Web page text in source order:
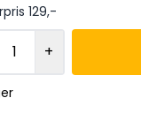
129,-
+